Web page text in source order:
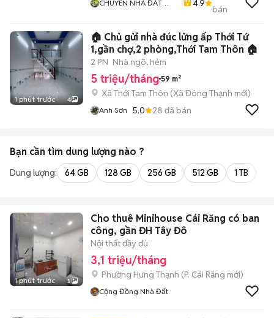
CHUYÊN NHÀ ĐẤT
4.9
bán
1 phút trước 4
🏠 Chủ gửi nhà đúc lửng ấp Thới Tứ
1,gần chợ,2 phòng,Thới Tam Thôn 🏠
2 PN Nhà ngõ, hẻm
5 triệu/tháng 59 m²
Xã Thới Tam Thôn (Xã Đông Thạnh mới)
Anh Sơn 5.0 28 đã bán
Bạn cần tìm dung lượng nào ?
Dung lượng: 64 GB 128 GB 256 GB 512 GB 1 TB
1 phút trước 5
Cho thuê Minihouse Cái Răng có ban
công, gần ĐH Tây Đô
Nội thất đầy đủ
3,1 triệu/tháng
Phường Hưng Thạnh (P. Cái Răng mới)
Cộng Đồng Nhà Đất